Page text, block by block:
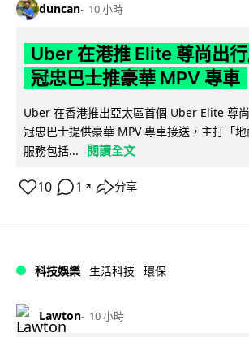
duncan 10 小時
Uber 在港推 Elite 尊尚出
冠忠巴士推豪華 MPV 專車
Uber 在香港推出亞太區首個 Uber Elite 尊
冠忠巴士提供豪華 MPV 專車接送，主打「地
服務包括...
閱讀全文
10 1 ↗ 分享
科技娛樂 生活科技 環保
Lawton 10 小時